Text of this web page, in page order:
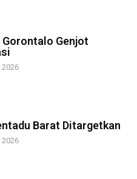
Gorontalo Genjot
2026
Barat Ditargetkan